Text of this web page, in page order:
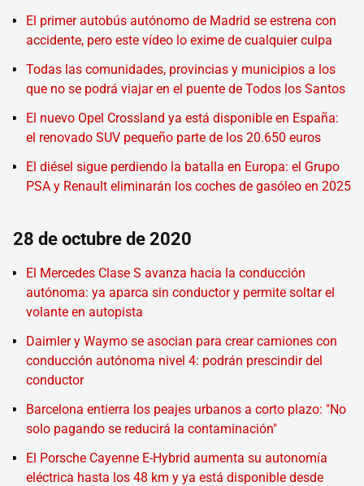
El primer autobús autónomo de Madrid se estrena con
accidente, pero este vídeo lo exime de cualquier culpa
Todas las comunidades, provincias y municipios a los
que no se podrá viajar en el puente de Todos los Santos
El nuevo Opel Crossland ya está disponible en España:
el renovado SUV pequeño parte de los 20.650 euros
El diésel sigue perdiendo la batalla en Europa: el Grupo
PSA y Renault eliminarán los coches de gasóleo en 2025
28 de octubre de 2020
El Mercedes Clase S avanza hacia la conducción
autónoma: ya aparca sin conductor y permite soltar el
volante en autopista
Daimler y Waymo se asocian para crear camiones con
conducción autónoma nivel 4: podrán prescindir del
conductor
Barcelona entierra los peajes urbanos a corto plazo: "No
solo pagando se reducirá la contaminación"
El Porsche Cayenne E-Hybrid aumenta su autonomía
eléctrica hasta los 48 km y ya está disponible desde